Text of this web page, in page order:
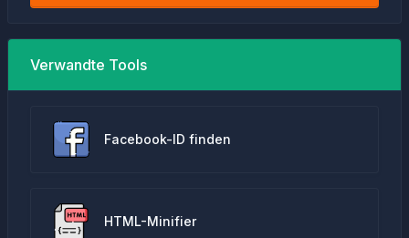
Verwandte Tools
Facebook-ID finden
HTML-Minifier